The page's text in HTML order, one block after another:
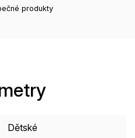
produkty
Dětské